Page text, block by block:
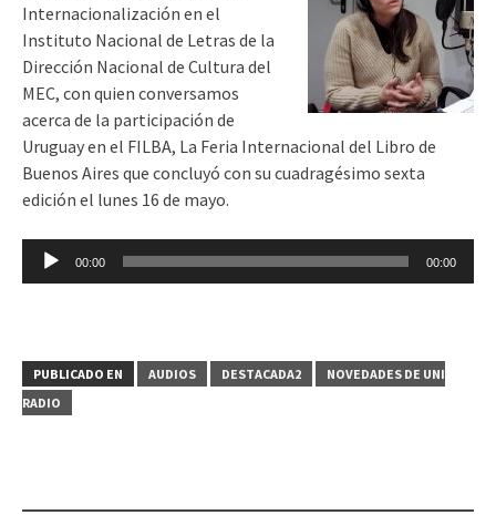
Internacionalización en el
Instituto Nacional de Letras de la
Dirección Nacional de Cultura del
MEC, con quien conversamos
acerca de la participación de
Uruguay en el FILBA, La Feria Internacional del Libro de
Buenos Aires que concluyó con su cuadragésimo sexta
edición el lunes 16 de mayo.
Reproductor
00:00 00:00
PUBLICADO EN AUDIOS DESTACADA2
NOVEDADES DE UNI
RADIO